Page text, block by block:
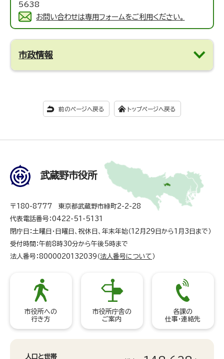
5638
お問い合わせは専用フォームをご利用ください。
市政情報
前のページへ戻る トップページへ戻る
武蔵野市役所
〒180-8777 東京都武蔵野市緑町2-2-28
代表電話番号：0422-51-5131
閉庁日：土曜日・日曜日、祝休日、年末年始（12月29日から1月3日まで）
受付時間：午前8時30分から午後5時まで
法人番号：8000020132039（ 法人番号について ）
市役所への
行き方
市役所庁舎の
ご案内
各課の
仕事・連絡先
人口と世帯